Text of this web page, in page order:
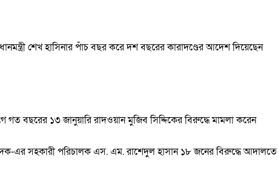
শেখ হাসিনার পাঁচ বছর করে দশ বছরের কারাদণ্ডের আদেশ দিয়েছেন
গত বছরের ১৩ জানুয়ারি রাদওয়ান মুজিব সিদ্দিকের বিরুদ্ধে মামলা করেন
এর সহকারী পরিচালক এস. এম. রাশেদুল হাসান ১৮ জনের বিরুদ্ধে আদালতে